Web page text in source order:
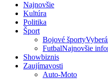
Najnovšie
Kultúra
Politika
Šport
Bojové športy
FutbalNajnovšie
Showbiznis
Zaujímavosti
Auto-Moto